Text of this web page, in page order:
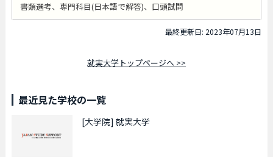
書類選考、専門科目(日本語で解答)、口頭試問
最終更新日: 2023年07月13日
就実大学トップページへ >>
最近見た学校の一覧
[大学院] 就実大学